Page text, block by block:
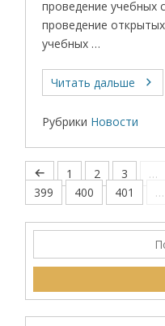
проведение учебных
проведение
учебных …
Читать дальше
Рубрики Новости
1 2 3 …
399
400 401 …